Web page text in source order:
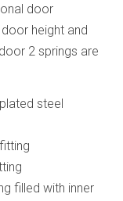
door
height and
2 springs are
steel
filled with inner